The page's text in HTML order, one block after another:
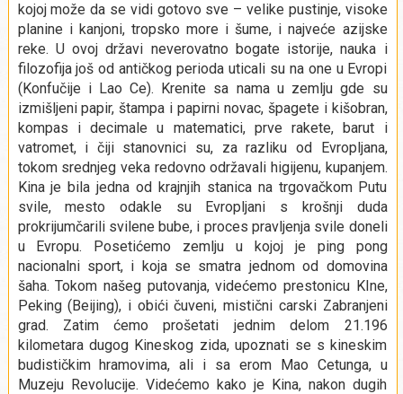
kojoj može da se vidi gotovo sve – velike pustinje, visoke
planine i kanjoni, tropsko more i šume, i najveće azijske
reke. U ovoj državi neverovatno bogate istorije, nauka i
filozofija još od antičkog perioda uticali su na one u Evropi
(Konfučije i Lao Ce). Krenite sa nama u zemlju gde su
izmišljeni papir, štampa i papirni novac, špagete i kišobran,
kompas i decimale u matematici, prve rakete, barut i
vatromet, i čiji stanovnici su, za razliku od Evropljana,
tokom srednjeg veka redovno održavali higijenu, kupanjem.
Kina je bila jedna od krajnjih stanica na trgovačkom Putu
svile, mesto odakle su Evropljani s krošnji duda
prokrijumčarili svilene bube, i proces pravljenja svile doneli
u Evropu. Posetićemo zemlju u kojoj je ping pong
nacionalni sport, i koja se smatra jednom od domovina
šaha. Tokom našeg putovanja, videćemo prestonicu KIne,
Peking (Beijing), i obići čuveni, mistični carski Zabranjeni
grad. Zatim ćemo prošetati jednim delom 21.196
kilometara dugog Kineskog zida, upoznati se s kineskim
budističkim hramovima, ali i sa erom Mao Cetunga, u
Muzeju Revolucije. Videćemo kako je Kina, nakon dugih